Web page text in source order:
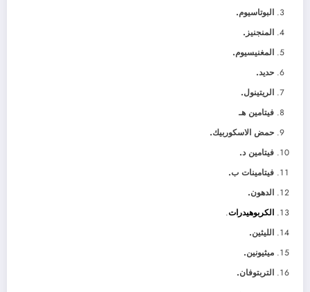
البوتاسيوم.
المنجنيز.
المغنيسيوم.
حديد.
الريتينول.
فيتامين هـ
حمض الاسكوربيك.
فيتامين د.
فيتامينات ب.
الدهون.
الكربوهيدرات.
الليثين.
ميثيونين.
التربتوفان.